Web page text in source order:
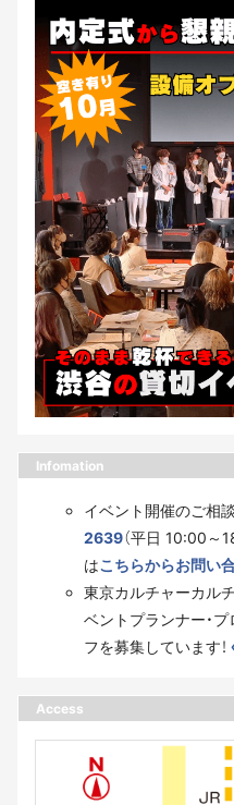
Infomation
イベント開催のご相
2639（平日 10:00～
はこちらからお問い
東京カルチャーカル
ベントプランナー・
フを募集しています！
Access